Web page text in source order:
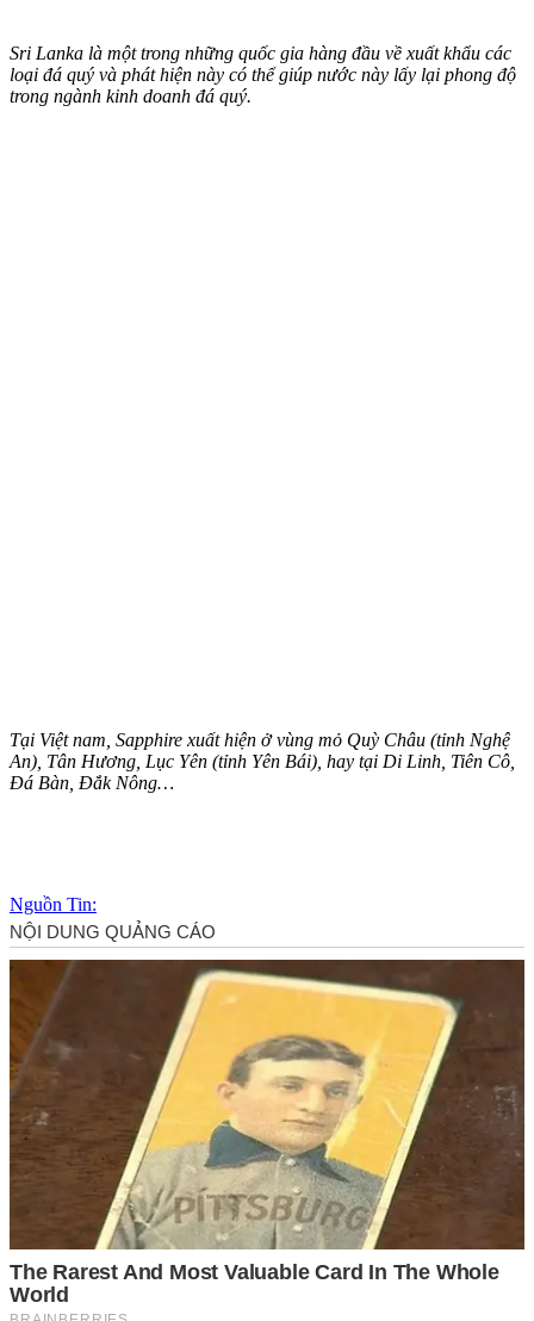
Sri Lanka là một trong những quốc gia hàng đầu về xuất khẩu các
loại đá quý và phát hiện này có thể giúp nước này lấy lại phong độ
trong ngành kinh doanh đá quý.
Tại Việt nam, Sapphire xuất hiện ở vùng mỏ Quỳ Châu (tỉnh Nghệ
An), Tân Hương, Lục Yên (tỉnh Yên Bái), hay tại Di Linh, Tiên Cô,
Đá Bàn, Đắk Nông…
Nguồn Tin: